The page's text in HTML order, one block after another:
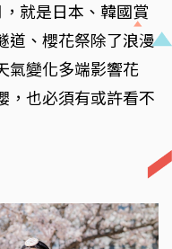
就是日本、韓國賞
道、櫻花祭除了浪漫
氣變化多端影響花
，也必須有或許看不